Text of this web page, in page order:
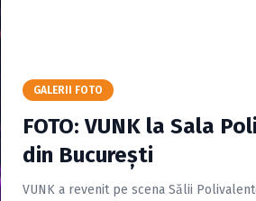
GALERII FOTO
FOTO: VUNK la Sala
din București
VUNK a revenit pe scena Sălii